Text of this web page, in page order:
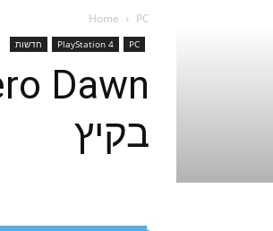
Home PC
PC
PlayStation 4 חדשות
בקיץ